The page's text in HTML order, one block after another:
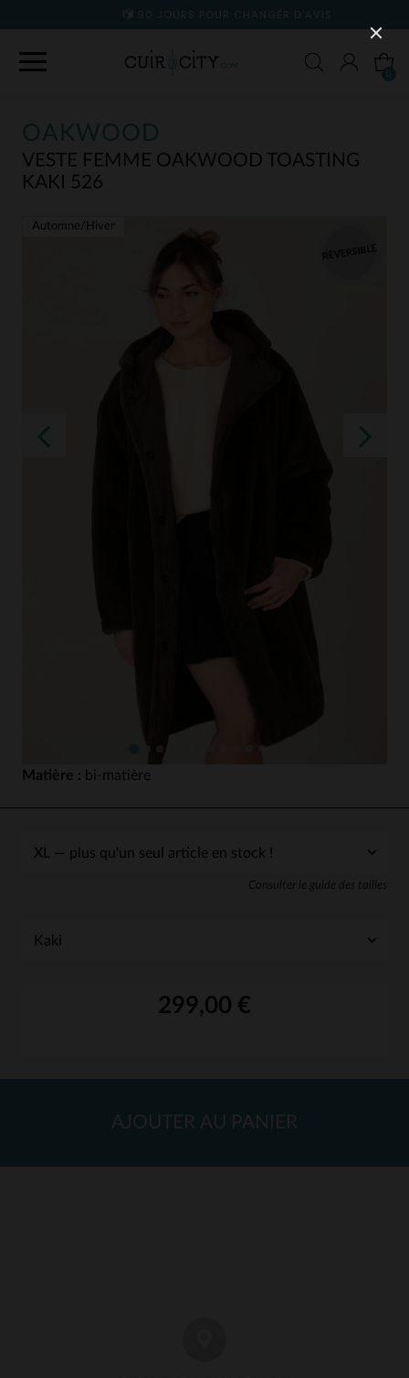
90 JOURS POUR CHANGER D'AVIS
OAKWOOD
VESTE FEMME OAKWOOD TOASTING
KAKI 526
Automne/Hiver
Matière : bi-matière
Consulter le guide des tailles
299,00 €
AJOUTER AU PANIER